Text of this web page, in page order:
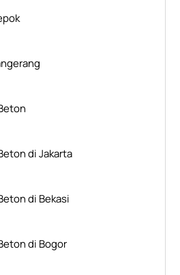
di Jakarta
di Bekasi
di Bogor